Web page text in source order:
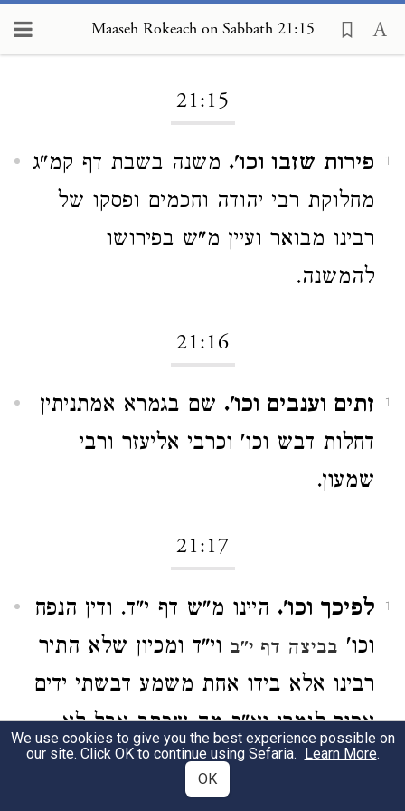
Maaseh Rokeach on Sabbath 21:15
21:15
1 פירות שזבו וכו'. משנה בשבת דף קמ"ג
מחלוקת רבי יהודה וחכמים ופסקו של
רבינו מבואר ועיין מ"ש בפירושו
להמשנה.
21:16
1 זתים וענבים וכו'. שם בגמרא אמתניתין
דחלות דבש וכו' וכרבי אליעזר ורבי
שמעון.
21:17
1 לפיכך וכו'. היינו מ"ש דף י"ד. ודין הנפח
וכו' בביצה דף י"ב וי"ד ומכיון שלא התיר
רבינו אלא בידו אחת משמע דבשתי ידים
אסור לגמרי וא"כ מה שכתב אבל לא
בקנון וכו' לאו דוקא וכ"כ הרב
המגידבשם המפרשים ז"ל.
We use cookies to give you the best experience possible on
our site. Click OK to continue using Sefaria. Learn More.
OK